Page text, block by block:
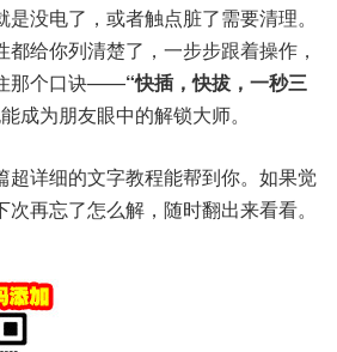
没电了，或者触点脏了需要清理。
给你列清楚了，一步步跟着操作，
那个口诀——“快插，快拔，一秒三
成为朋友眼中的解锁大师。
超详细的文字教程能帮到你。如果觉
再忘了怎么解，随时翻出来看看。